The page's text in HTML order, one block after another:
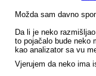
Možda sam davno
Da li je neko
to pojačalo bude neko
kao analizator sa vu
Vjerujem da neko ima